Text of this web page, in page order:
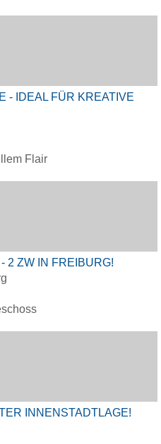
- IDEAL FÜR KREATIVE
Flair
2 ZW IN FREIBURG!
INNENSTADTLAGE!